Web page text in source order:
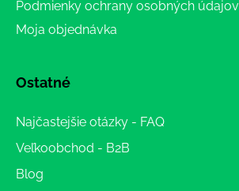
Podmienky ochrany osobných údajov
Moja objednávka
Ostatné
Najčastejšie otázky - FAQ
Veľkoobchod - B2B
Blog